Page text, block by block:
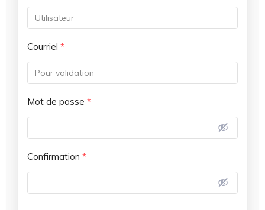
Courriel *
Mot de passe *
Confirmation *